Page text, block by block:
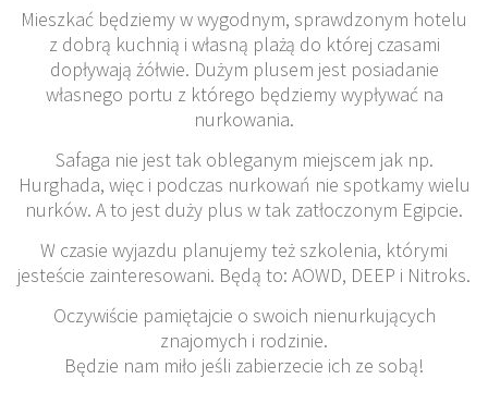
Mieszkać będziemy w wygodnym, sprawdzonym hotelu
z dobrą kuchnią i własną plażą do której czasami
dopływają żółwie. Dużym plusem jest posiadanie
własnego portu z którego będziemy wypływać na
nurkowania.
Safaga nie jest tak obleganym miejscem jak np.
Hurghada, więc i podczas nurkowań nie spotkamy wielu
nurków. A to jest duży plus w tak zatłoczonym Egipcie.
W czasie wyjazdu planujemy też szkolenia, którymi
jesteście zainteresowani. Będą to: AOWD, DEEP i Nitroks.
Oczywiście pamiętajcie o swoich nienurkujących
znajomych i rodzinie.
Będzie nam miło jeśli zabierzecie ich ze sobą!